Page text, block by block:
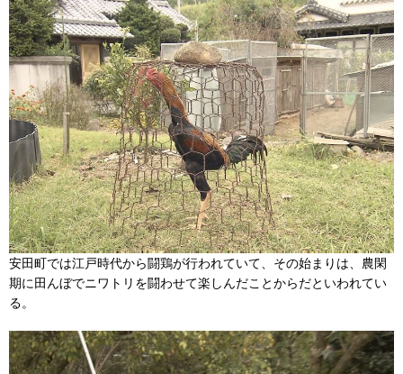
安田町では江戸時代から闘鶏が行われていて、その始まりは、農閑
期に田んぼでニワトリを闘わせて楽しんだことからだといわれてい
る。